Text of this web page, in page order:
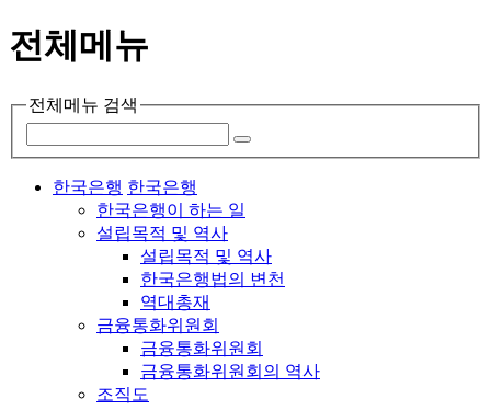
전체메뉴
전체메뉴 검색
한국은행 한국은행
한국은행이 하는 일
설립목적 및 역사
설립목적 및 역사
한국은행법의 변천
역대총재
금융통화위원회
금융통화위원회
금융통화위원회의 역사
조직도